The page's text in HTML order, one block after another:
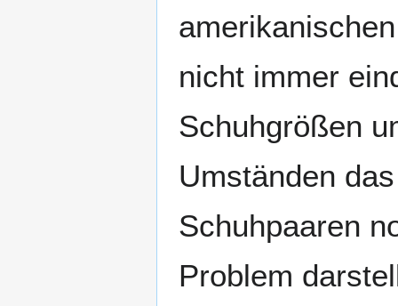
nicht immer
Schuhgrößen
Umständen
Schuhpaaren
Problem